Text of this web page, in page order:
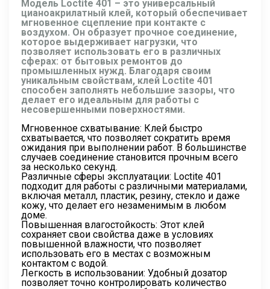
Модель Loctite 401 – это универсальный
цианоакрилатный клей, который обеспечивает
мгновенное сцепление при контакте с
воздухом. Он образует прочное соединение,
которое выдерживает нагрузки, что
позволяет использовать его в различных
сферах: от бытовых ремонтов до
промышленных нужд. Благодаря своим
уникальным свойствам, клей Loctite 401
способен заполнять небольшие зазоры, что
делает его идеальным для работы с
несовершенными поверхностями.
Мгновенное схватывание: Клей быстро
схватывается, что позволяет сократить время
ожидания при выполнении работ. В большинстве
случаев соединение становится прочным всего
за несколько секунд.
Различные сферы эксплуатации: Loctite 401
подходит для работы с различными материалами,
включая металл, пластик, резину, стекло и даже
кожу, что делает его незаменимым в любом
доме.
Повышенная влагостойкость: Этот клей
сохраняет свои свойства даже в условиях
повышенной влажности, что позволяет
использовать его в местах с возможным
контактом с водой.
Легкость в использовании: Удобный дозатор
позволяет точно контролировать количество